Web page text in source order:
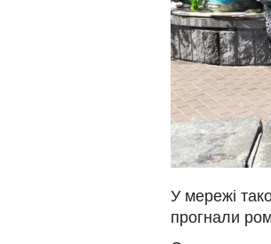
У мережі
прогнали